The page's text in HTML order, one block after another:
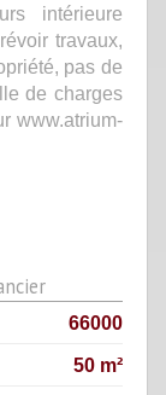
intérieure
travaux,
pas de
de charges
www.atrium-
66000
50 m²